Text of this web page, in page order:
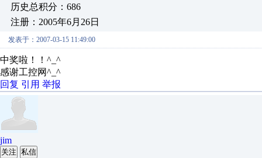
历史总积分：686
注册：2005年6月26日
发表于：2007-03-15 11:49:00
中奖啦！！^_^
感谢工控网^_^
回复 引用 举报
jim
关注 私信